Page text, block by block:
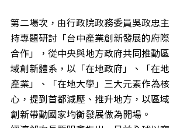
第二場次，由行政院政務委員吳政忠主
持專題研討「台中產業創新發展的府際
合作」，從中央與地方政府共同推動區
域創新體系，以「在地政府」、「在地
產業」、「在地大學」三大元素作為核
心，提到首都減壓、推升地方，以區域
創新帶動國家均衡發展做為開場。